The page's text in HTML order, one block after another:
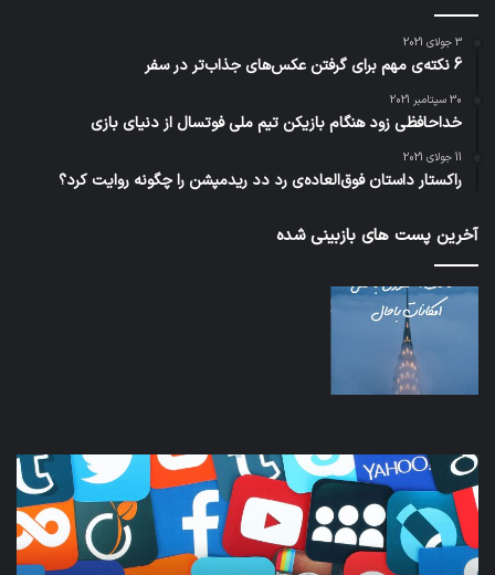
3 جولای 2021
6 نکته‌ی مهم برای گرفتن عکس‌های جذاب‌تر در سفر
30 سپتامبر 2021
خداحافظی زود هنگام بازیکن تیم ملی فوتسال از دنیای بازی
11 جولای 2021
راکستار داستان فوق‌العاده‌ی رد دد ریدمپشن را چگونه روایت کرد؟
آخرین پست های بازبینی شده
نخستین
وسیله
کاملا
خودران
نقلیه
و